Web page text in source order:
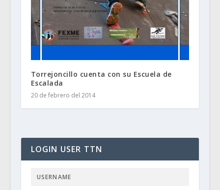
Torrejoncillo cuenta con su Escuela de
Escalada
20 de febrero del 2014
LOGIN USER TTN